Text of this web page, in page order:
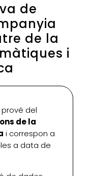
de
de la
i
del
de la
i correspon a
a data de